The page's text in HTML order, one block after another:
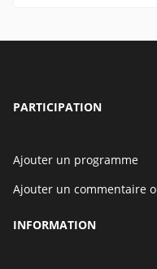
PARTICIPATION
Ajouter un programme
Ajouter un commentaire
INFORMATION